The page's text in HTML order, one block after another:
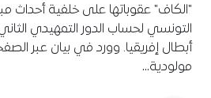
"الكاف" عقوباتها على خلفية أحداث
التونسي لحساب الدور التمهيدي
أبطال إفريقيا. وورد في بيان عبر
مولودية…